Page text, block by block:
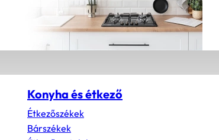
Konyha és étkező
Étkezőszékek
Bárszékek